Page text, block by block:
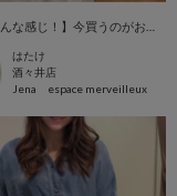
はたけ
酒々井店
Jena espace merveilleux